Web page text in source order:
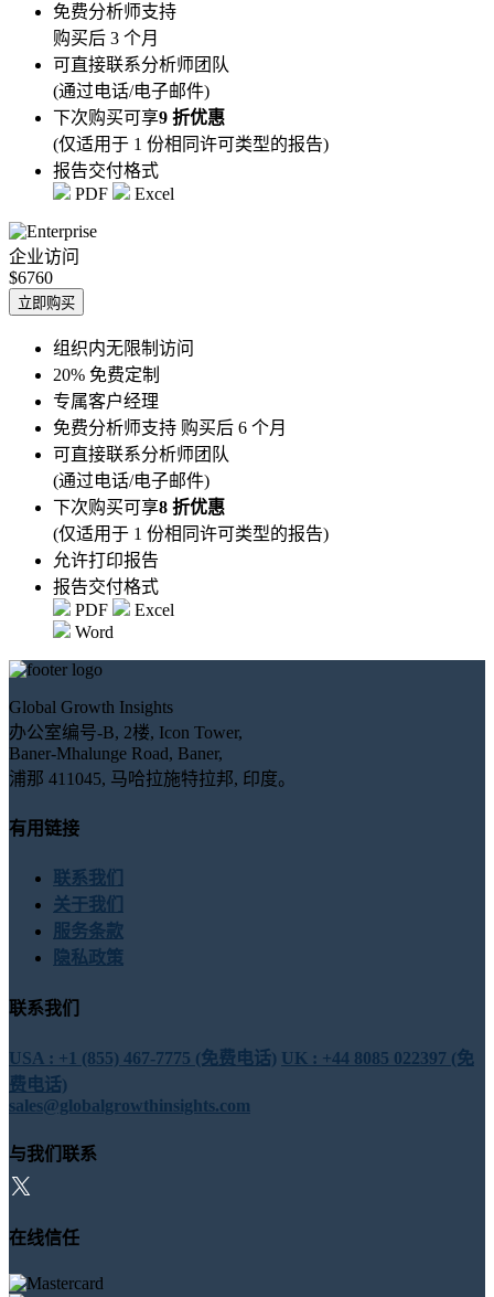
免费分析师支持
购买后 3 个月
可直接联系分析师团队
(通过电话/电子邮件)
下次购买可享9 折优惠
(仅适用于 1 份相同许可类型的报告)
报告交付格式
PDF
Excel
企业访问
$6760
立即购买
组织内无限制访问
20% 免费定制
专属客户经理
免费分析师支持 购买后 6 个月
可直接联系分析师团队
(通过电话/电子邮件)
下次购买可享8 折优惠
(仅适用于 1 份相同许可类型的报告)
允许打印报告
报告交付格式
PDF
Excel
Word
Global Growth Insights
办公室编号-B, 2楼, Icon Tower,
Baner-Mhalunge Road, Baner,
浦那 411045, 马哈拉施特拉邦, 印度。
有用链接
联系我们
关于我们
服务条款
隐私政策
联系我们
USA : +1 (855) 467-7775 (免费电话) UK : +44 8085 022397 (免
费电话)
sales@globalgrowthinsights.com
与我们联系
在线信任